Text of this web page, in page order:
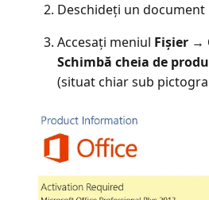
Deschideți un
Accesați meniul Fișier →
Schimbă cheia de
(situat chiar sub